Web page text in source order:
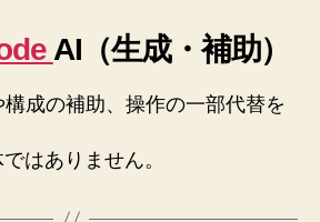
AI（生成・補助）
成の補助、操作の一部代替を
はありません。